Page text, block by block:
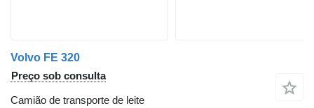
Volvo FE 320
Preço sob consulta
Camião de transporte de leite